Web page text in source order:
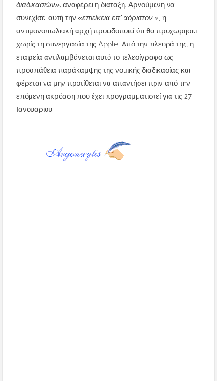
διαδικασιών», αναφέρει η διάταξη. Αρνούμενη να
συνεχίσει αυτή την «επιείκεια επ' αόριστον », η
αντιμονοπωλιακή αρχή προειδοποιεί ότι θα προχωρήσει
χωρίς τη συνεργασία της Apple. Από την πλευρά της, η
εταιρεία αντιλαμβάνεται αυτό το τελεσίγραφο ως
προσπάθεια παράκαμψης της νομικής διαδικασίας και
φέρεται να μην προτίθεται να απαντήσει πριν από την
επόμενη ακρόαση που έχει προγραμματιστεί για τις 27
Ιανουαρίου.